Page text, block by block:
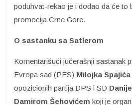
poduhvat-rekao je i dodao da će to
promocija Crne Gore.
O sastanku sa Satlerom
Komentarišući jučerašnji sastanak
Evropa sad (PES) Milojka Spajića
opozicionih partija DPS i SD
Damirom Šehovićem koji je